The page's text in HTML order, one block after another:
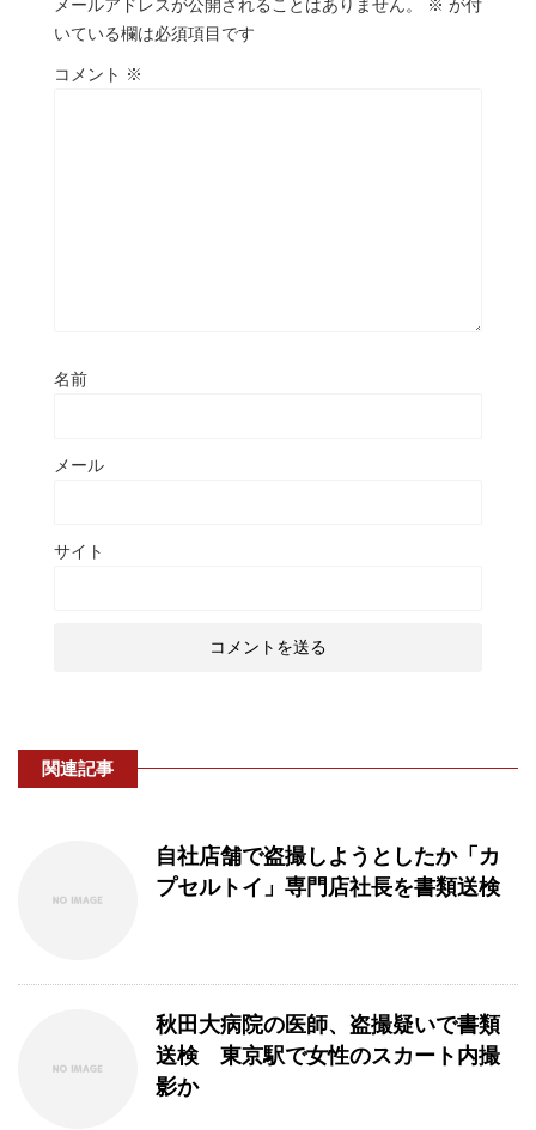
メールアドレスが公開されることはありません。 ※ が付
いている欄は必須項目です
コメント ※
名前
メール
サイト
関連記事
自社店舗で盗撮しようとしたか「カ
プセルトイ」専門店社長を書類送検
秋田大病院の医師、盗撮疑いで書類
送検 東京駅で女性のスカート内撮
影か